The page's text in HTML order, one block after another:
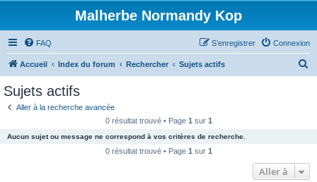
Malherbe Normandy Kop
FAQ Connexion
S’enregistrer
Accueil Index du forum Rechercher Sujets actifs
c
Sujets actifs
Aller à la recherche avancée
0 résultat trouvé • Page 1 sur 1
Aucun sujet ou message ne correspond à vos critères de recherche.
0 résultat trouvé • Page 1 sur 1
Aller à